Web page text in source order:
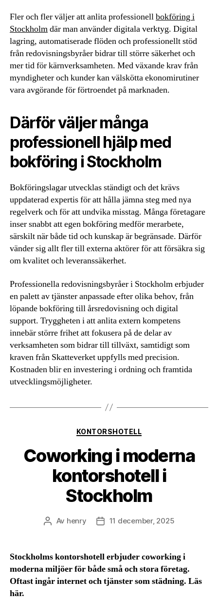
Fler och fler väljer att anlita professionellbokföring i
Stockholmdär man använder digitala verktyg. Digital
lagring, automatiserade flöden och professionellt stöd
från redovisningsbyråer bidrar till större säkerhet och
mer tid för kärnverksamheten. Med växande krav från
myndigheter och kunder kan välskötta ekonomirutiner
vara avgörande för förtroendet på marknaden.
Därför väljer många
professionell hjälp med
bokföring i Stockholm
Bokföringslagar utvecklas ständigt och det krävs
uppdaterad expertis för att hålla jämna steg med nya
regelverk och för att undvika misstag. Många företagare
inser snabbt att egen bokföring medför merarbete,
särskilt när både tid och kunskap är begränsade. Därför
vänder sig allt fler till externa aktörer för att försäkra sig
om kvalitet och leveranssäkerhet.
Professionella redovisningsbyråer i Stockholm erbjuder
en palett av tjänster anpassade efter olika behov, från
löpande bokföring till årsredovisning och digital
support. Tryggheten i att anlita extern kompetens
innebär större frihet att fokusera på de delar av
verksamheten som bidrar till tillväxt, samtidigt som
kraven från Skatteverket uppfylls med precision.
Kostnaden blir en investering i ordning och framtida
utvecklingsmöjligheter.
Kategorier
KONTORSHOTELL
Coworking i moderna
kontorshotell i
Stockholm
Inläggsförfattare
Av henry Inläggsdatum
11 december, 2025
Stockholms kontorshotell erbjuder coworking i
moderna miljöer för både små och stora företag.
Oftast ingår internet och tjänster som städning. Läs
här.